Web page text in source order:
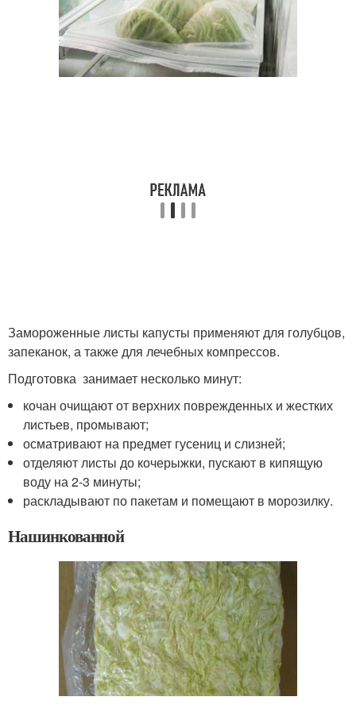
Замороженные листы капусты применяют для голубцов,
запеканок, а также для лечебных компрессов.
Подготовка занимает несколько минут:
кочан очищают от верхних поврежденных и жестких
листьев, промывают;
осматривают на предмет гусениц и слизней;
отделяют листы до кочерыжки, пускают в кипящую
воду на 2-3 минуты;
раскладывают по пакетам и помещают в морозилку.
Нашинкованной